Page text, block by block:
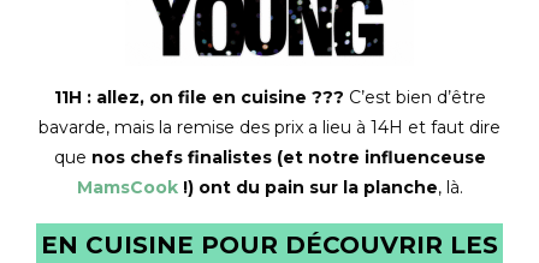
11H : allez, on file en cuisine ??? C’est bien d’être
bavarde, mais la remise des prix a lieu à 14H et faut dire
que nos chefs finalistes (et notre influenceuse
MamsCook!) ont du pain sur la planche, là.
EN CUISINE POUR DÉCOUVRIR LES